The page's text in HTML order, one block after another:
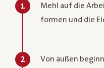
1
Mehl auf die
formen und die
2
Von außen